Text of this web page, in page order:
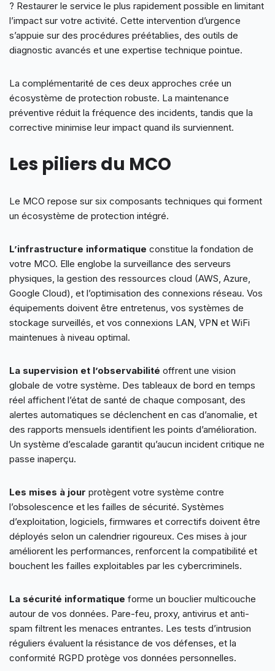
? Restaurer le service le plus rapidement possible en limitant
l’impact sur votre activité. Cette intervention d’urgence
s’appuie sur des procédures préétablies, des outils de
diagnostic avancés et une expertise technique pointue.
La complémentarité de ces deux approches crée un
écosystème de protection robuste. La maintenance
préventive réduit la fréquence des incidents, tandis que la
corrective minimise leur impact quand ils surviennent.
Les piliers du MCO
Le MCO repose sur six composants techniques qui forment
un écosystème de protection intégré.
L’infrastructure informatique constitue la fondation de
votre MCO. Elle englobe la surveillance des serveurs
physiques, la gestion des ressources cloud (AWS, Azure,
Google Cloud), et l’optimisation des connexions réseau. Vos
équipements doivent être entretenus, vos systèmes de
stockage surveillés, et vos connexions LAN, VPN et WiFi
maintenues à niveau optimal.
La supervision et l’observabilité offrent une vision
globale de votre système. Des tableaux de bord en temps
réel affichent l’état de santé de chaque composant, des
alertes automatiques se déclenchent en cas d’anomalie, et
des rapports mensuels identifient les points d’amélioration.
Un système d’escalade garantit qu’aucun incident critique ne
passe inaperçu.
Les mises à jour protègent votre système contre
l’obsolescence et les failles de sécurité. Systèmes
d’exploitation, logiciels, firmwares et correctifs doivent être
déployés selon un calendrier rigoureux. Ces mises à jour
améliorent les performances, renforcent la compatibilité et
bouchent les failles exploitables par les cybercriminels.
La sécurité informatique forme un bouclier multicouche
autour de vos données. Pare-feu, proxy, antivirus et anti-
spam filtrent les menaces entrantes. Les tests d’intrusion
réguliers évaluent la résistance de vos défenses, et la
conformité RGPD protège vos données personnelles.